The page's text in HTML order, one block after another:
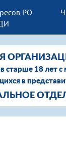
РО
старше 18 лет
в